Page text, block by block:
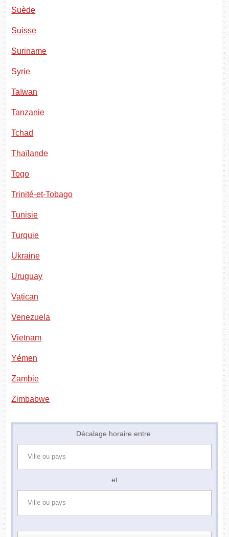
Suède
Suisse
Suriname
Syrie
Taïwan
Tanzanie
Tchad
Thaïlande
Togo
Trinité-et-Tobago
Tunisie
Turquie
Ukraine
Uruguay
Vatican
Venezuela
Vietnam
Yémen
Zambie
Zimbabwe
Décalage horaire entre
et